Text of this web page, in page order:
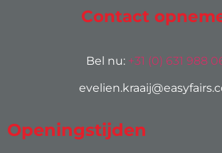
Contact
Bel nu: +31 (0) 631 988
Openingstijden